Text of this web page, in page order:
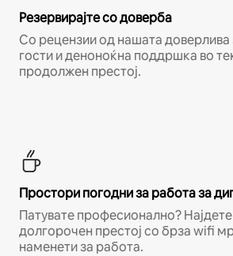
Резервирајте со доверба
Со рецензии од нашата доверлива
гости и деноноќна поддршка во
продолжен престој.
Простори погодни за работа за
Патувате професионално?
долгорочен престој со брза wifi
наменети за работа.